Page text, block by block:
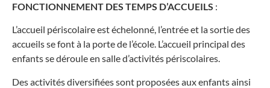
FONCTIONNEMENT DES TEMPS D’ACCUEILS :
L’accueil périscolaire est échelonné, l’entrée et la sortie des
accueils se font à la porte de l’école. L’accueil principal des
enfants se déroule en salle d’activités périscolaires.
Des activités diversifiées sont proposées aux enfants ainsi